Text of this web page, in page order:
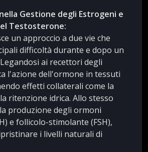
Gestione degli Estrogeni e
Testosterone:
un approccio a due vie che
difficoltà durante e dopo un
ai recettori degli
l'azione dell'ormone in tessuti
effetti collaterali come la
ritenzione idrica. Allo stesso
produzione degli ormoni
e follicolo-stimolante (FSH),
i livelli naturali di